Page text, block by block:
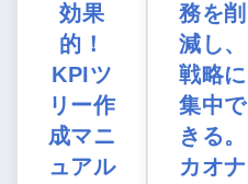
効果
的！
KPIツ
リー作
成マニ
ュアル
務を削
減し、
戦略に
集中で
きる。
カオナ